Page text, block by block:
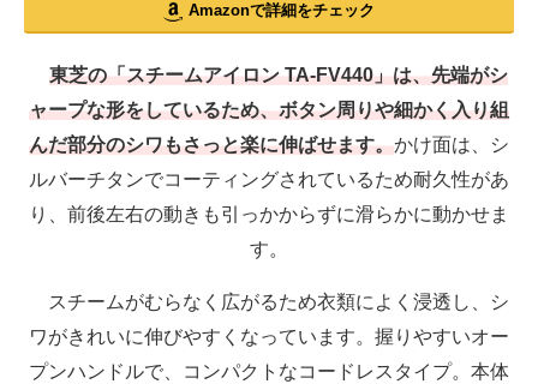
Amazonで詳細をチェック
東芝の「スチームアイロン TA-FV440」は、先端がシ
ャープな形をしているため、ボタン周りや細かく入り組
んだ部分のシワもさっと楽に伸ばせます。かけ面は、シ
ルバーチタンでコーティングされているため耐久性があ
り、前後左右の動きも引っかからずに滑らかに動かせま
す。
スチームがむらなく広がるため衣類によく浸透し、シ
ワがきれいに伸びやすくなっています。握りやすいオー
プンハンドルで、コンパクトなコードレスタイプ。本体